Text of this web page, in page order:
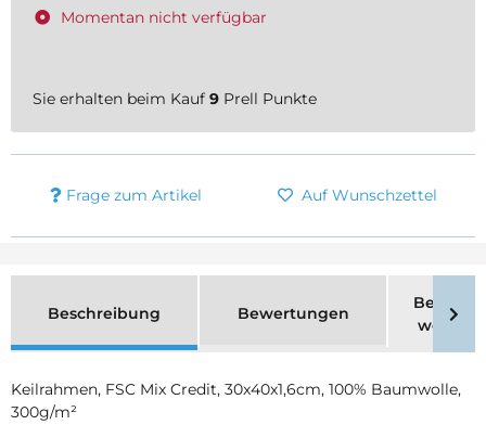
Momentan nicht verfügbar
Sie erhalten beim Kauf 9 Prell Punkte
Frage zum Artikel Auf Wunschzettel
Beschreibung Bewertungen
wenn
Keilrahmen, FSC Mix Credit, 30x40x1,6cm, 100% Baumwolle,
300g/m²